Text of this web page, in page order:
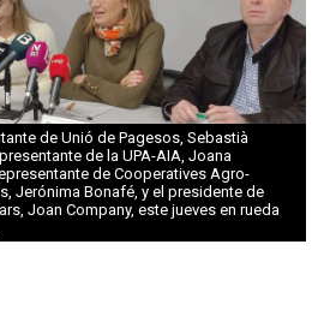
de Unió de Pagesos, Sebastià
de la UPA-AIA, Joana
de Cooperatives Agro-
Jerónima Bonafé, y el presidente de
Joan Company, este jueves en rueda